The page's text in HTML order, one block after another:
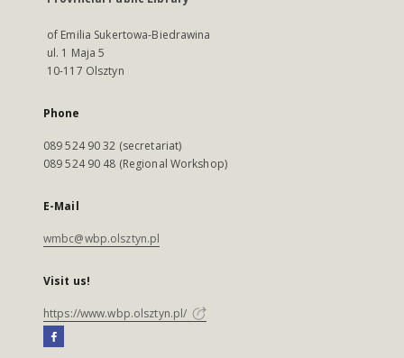
of Emilia Sukertowa-Biedrawina
ul. 1 Maja 5
10-117 Olsztyn
Phone
089 524 90 32 (secretariat)
089 524 90 48 (Regional Workshop)
E-Mail
wmbc@wbp.olsztyn.pl
Visit us!
https://www.wbp.olsztyn.pl/